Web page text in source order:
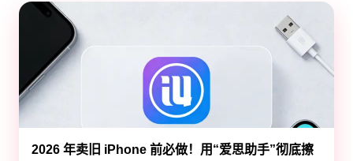
2026 年卖旧 iPhone 前必做！用“爱思助手”彻底擦